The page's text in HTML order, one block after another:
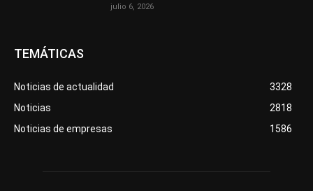
julio 6, 2026
TEMÁTICAS
Noticias de actualidad
3328
Noticias
2818
Noticias de empresas
1586